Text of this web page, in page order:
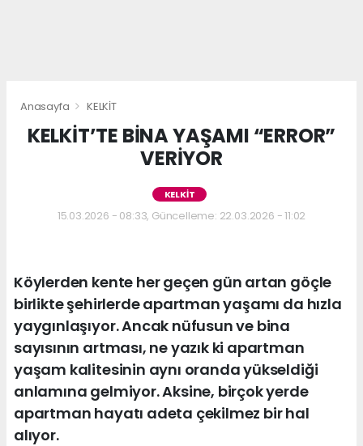
Anasayfa KELKİT
KELKİT’TE BİNA YAŞAMI “ERROR”
VERİYOR
KELKİT
15.03.2026 - 08:33, Güncelleme: 22.03.2026 - 11:02
Köylerden kente her geçen gün artan göçle
birlikte şehirlerde apartman yaşamı da hızla
yaygınlaşıyor. Ancak nüfusun ve bina
sayısının artması, ne yazık ki apartman
yaşam kalitesinin aynı oranda yükseldiği
anlamına gelmiyor. Aksine, birçok yerde
apartman hayatı adeta çekilmez bir hal
alıyor.